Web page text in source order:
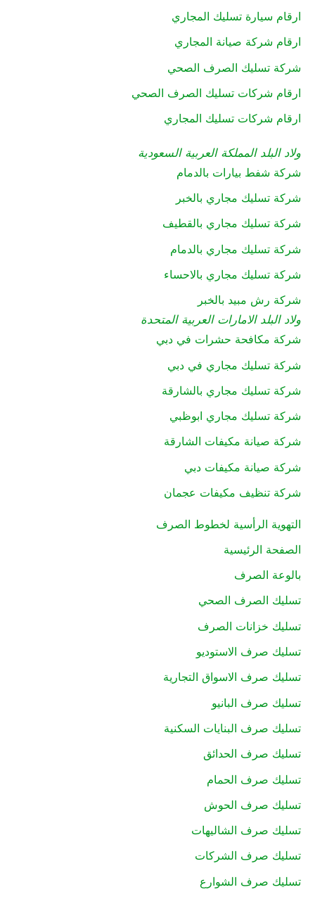
ارقام سيارة تسليك المجاري
ارقام شركة صيانة المجاري
شركة تسليك الصرف الصحي
ارقام شركات تسليك الصرف الصحي
ارقام شركات تسليك المجاري
ولاد البلد المملكة العربية السعودية
شركة شفط بيارات بالدمام
شركة تسليك مجاري بالخبر
شركة تسليك مجاري بالقطيف
شركة تسليك مجاري بالدمام
شركة تسليك مجاري بالاحساء
شركة رش مبيد بالخبر
ولاد البلد الامارات العربية المتحدة
شركة مكافحة حشرات في دبي
شركة تسليك مجاري في دبي
شركة تسليك مجاري بالشارقة
شركة تسليك مجاري ابوظبي
شركة صيانة مكيفات الشارقة
شركة صيانة مكيفات دبي
شركة تنظيف مكيفات عجمان
التهوية الرأسية لخطوط الصرف
الصفحة الرئيسية
بالوعة الصرف
تسليك الصرف الصحي
تسليك خزانات الصرف
تسليك صرف الاستوديو
تسليك صرف الاسواق التجارية
تسليك صرف البانيو
تسليك صرف البنايات السكنية
تسليك صرف الحدائق
تسليك صرف الحمام
تسليك صرف الحوش
تسليك صرف الشاليهات
تسليك صرف الشركات
تسليك صرف الشوارع